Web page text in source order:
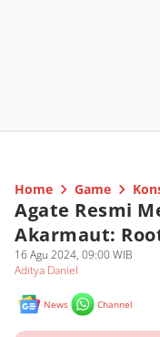
Home Game
Agate Resmi
Akarmaut:
16 Agu 2024, 09:00 WIB
Aditya Daniel
News Channel